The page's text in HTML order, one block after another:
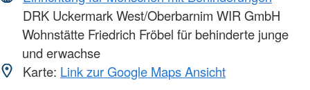
DRK Uckermark West/Oberbarnim WIR GmbH
Wohnstätte Friedrich Fröbel für behinderte junge
und erwachse
Karte: Link zur Google Maps Ansicht